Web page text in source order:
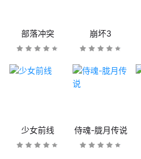
部落冲突 崩坏3
少女前线 侍魂-胧月传说